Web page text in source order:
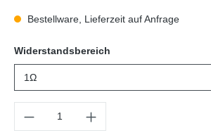
Bestellware, Lieferzeit auf Anfrage
Widerstandsbereich